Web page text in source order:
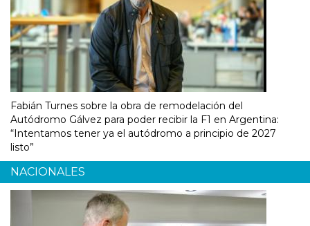
Fabián Turnes sobre la obra de remodelación del
Autódromo Gálvez para poder recibir la F1 en Argentina:
“Intentamos tener ya el autódromo a principio de 2027
listo”
NACIONALES